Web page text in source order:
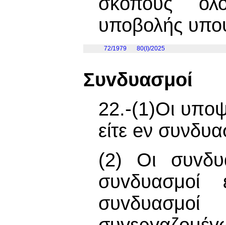
υποβολής
72/1979 80(I)/2025
Συvδυασμoί
22.-(1)Οι
είτε eν
(2) Οι
συvδυασμoί